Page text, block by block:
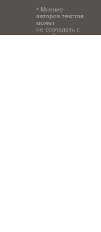
* Мнение
авторов текстов
может
не совпадать с
точкой зрения